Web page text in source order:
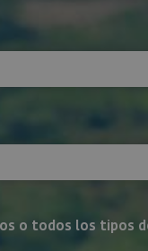
o todos los tipos